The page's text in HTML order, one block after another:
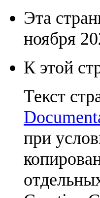
Эта
ноября
К этой
Текст
при